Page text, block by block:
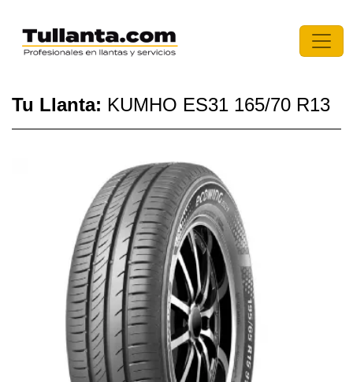
Tu Llanta: KUMHO ES31 165/70 R13